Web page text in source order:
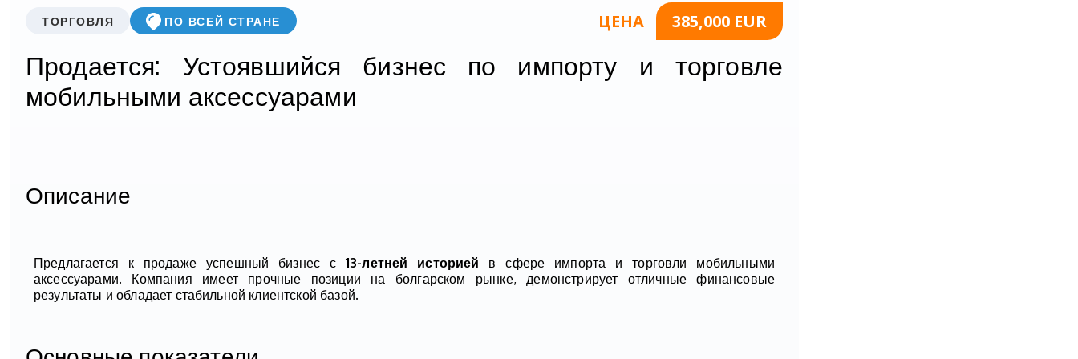
ЦЕНА 385,000 EUR
ТОРГОВЛЯ ПО ВСЕЙ СТРАНЕ
Продается: Устоявшийся бизнес по импорту и торговле
мобильными аксессуарами
Описание
Предлагается к продаже успешный бизнес с 13-летней историей в сфере импорта и торговли мобильными
аксессуарами. Компания имеет прочные позиции на болгарском рынке, демонстрирует отличные финансовые
результаты и обладает стабильной клиентской базой.